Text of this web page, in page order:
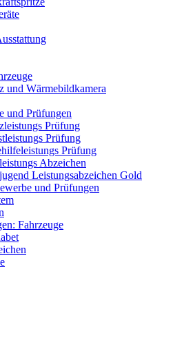
und Wärmebildkamera
und Prüfungen
Prüfung
Prüfung
Prüfung
Abzeichen
Leistungsabzeichen Gold
und Prüfungen
Fahrzeuge